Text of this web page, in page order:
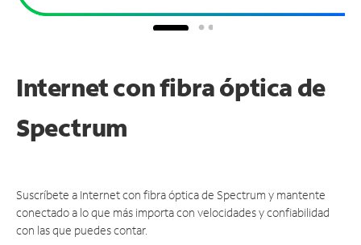
Internet con fibra óptica de
Spectrum
Suscríbete a Internet con fibra óptica de Spectrum y mantente
conectado a lo que más importa con velocidades y confiabilidad
con las que puedes contar.